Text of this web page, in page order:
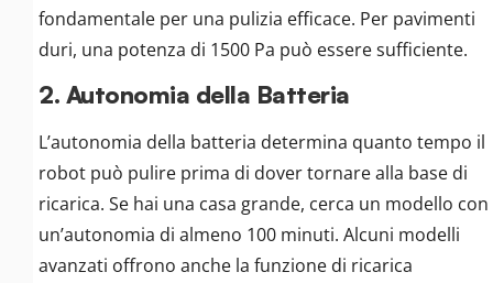
fondamentale per una pulizia efficace. Per pavimenti
duri, una potenza di 1500 Pa può essere sufficiente.
2. Autonomia della Batteria
L’autonomia della batteria determina quanto tempo il
robot può pulire prima di dover tornare alla base di
ricarica. Se hai una casa grande, cerca un modello con
un’autonomia di almeno 100 minuti. Alcuni modelli
avanzati offrono anche la funzione di ricarica